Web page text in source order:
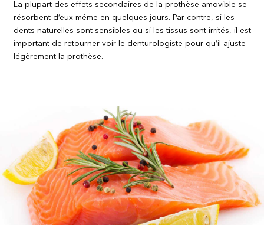
La plupart des effets secondaires de la prothèse amovible se
résorbent d’eux-même en quelques jours. Par contre, si les
dents naturelles sont sensibles ou si les tissus sont irrités, il est
important de retourner voir le denturologiste pour qu’il ajuste
légèrement la prothèse.